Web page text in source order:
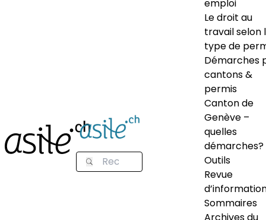
emploi
Le droit au
travail selon
type de
Démarches
cantons &
permis
Canton de
Genève –
quelles
démarches?
Outils
Revue
Sommaires